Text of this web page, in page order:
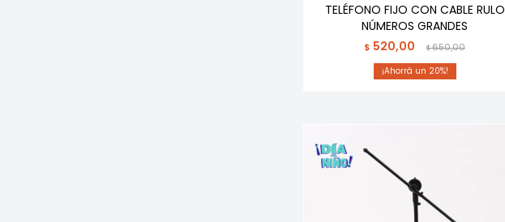
TELÉFONO FIJO CON CABLE RULO
NÚMEROS GRANDES
$ 520,00 $650,00
20